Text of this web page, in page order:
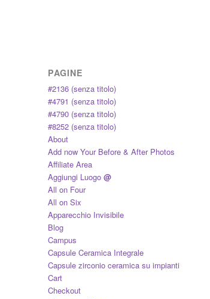
PAGINE
#2136 (senza titolo)
#4791 (senza titolo)
#4790 (senza titolo)
#8252 (senza titolo)
About
Add now Your Before & After Photos
Affiliate Area
Aggiungi Luogo @
All on Four
All on Six
Apparecchio Invisibile
Blog
Campus
Capsule Ceramica Integrale
Capsule zirconio ceramica su impianti
Cart
Checkout